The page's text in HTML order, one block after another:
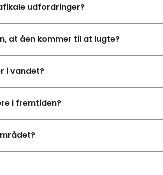
udfordringer?
at åen kommer til at lugte?
i vandet?
i fremtiden?